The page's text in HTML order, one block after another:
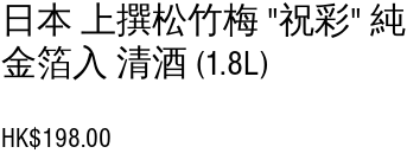
日本 上撰松竹梅 "祝彩" 純
金箔入 清酒 (1.8L)
HK$198.00